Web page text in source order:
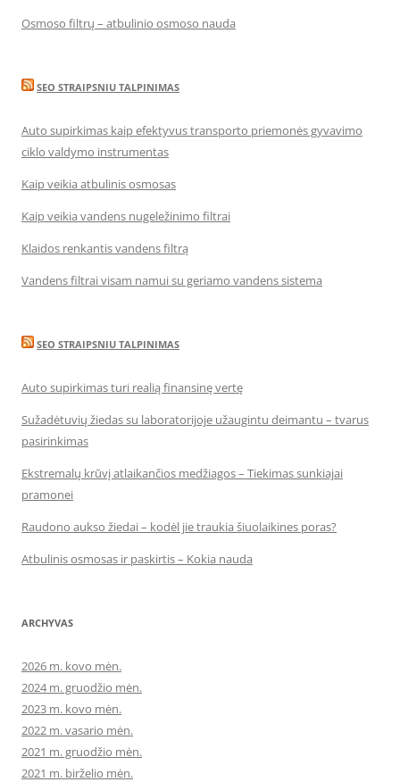
Osmoso filtrų – atbulinio osmoso nauda
SEO STRAIPSNIU TALPINIMAS
Auto supirkimas kaip efektyvus transporto priemonės gyvavimo
ciklo valdymo instrumentas
Kaip veikia atbulinis osmosas
Kaip veikia vandens nugeležinimo filtrai
Klaidos renkantis vandens filtrą
Vandens filtrai visam namui su geriamo vandens sistema
SEO STRAIPSNIU TALPINIMAS
Auto supirkimas turi realią finansinę vertę
Sužadėtuvių žiedas su laboratorijoje užaugintu deimantu – tvarus
pasirinkimas
Ekstremalų krūvį atlaikančios medžiagos – Tiekimas sunkiajai
pramonei
Raudono aukso žiedai – kodėl jie traukia šiuolaikines poras?
Atbulinis osmosas ir paskirtis – Kokia nauda
ARCHYVAS
2026 m. kovo mėn.
2024 m. gruodžio mėn.
2023 m. kovo mėn.
2022 m. vasario mėn.
2021 m. gruodžio mėn.
2021 m. birželio mėn.